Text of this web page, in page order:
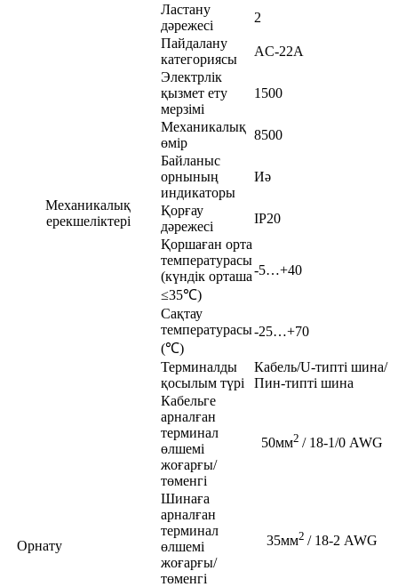
Ластану
дәрежесі
2
Пайдалану
категориясы
AC-22A
Механикалық
ерекшеліктері
Электрлік
қызмет ету
мерзімі
1500
Механикалық
өмір
8500
Байланыс
орнының
индикаторы
Иә
Қорғау
дәрежесі
IP20
Қоршаған орта
температурасы
(күндік орташа
≤35℃)
-5…+40
Сақтау
температурасы
(℃)
-25…+70
Орнату
Терминалды
қосылым түрі
Кабель/U-типті шина/
Пин-типті шина
Кабельге
арналған
терминал
өлшемі
жоғарғы/
төменгі
50мм2 / 18-1/0 AWG
Шинаға
арналған
терминал
өлшемі
жоғарғы/
төменгі
35мм2 / 18-2 AWG